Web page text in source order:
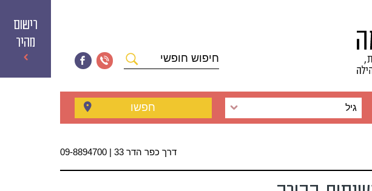
רישום
מהיר
חופשי
גיל חפשו
דרך כפר הדר 33 | 09-8894700